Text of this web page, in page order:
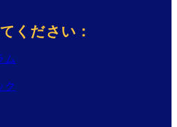
ください：
ム
ク